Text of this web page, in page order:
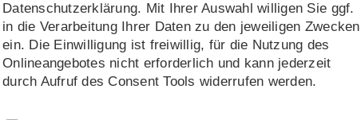
for communications and signal theory at the University of
Datenschutzerklärung. Mit Ihrer Auswahl willigen Sie ggf.
in die Verarbeitung Ihrer Daten zu den jeweiligen Zwecken
ein. Die Einwilligung ist freiwillig, für die Nutzung des
Onlineangebotes nicht erforderlich und kann jederzeit
durch Aufruf des Consent Tools widerrufen werden.